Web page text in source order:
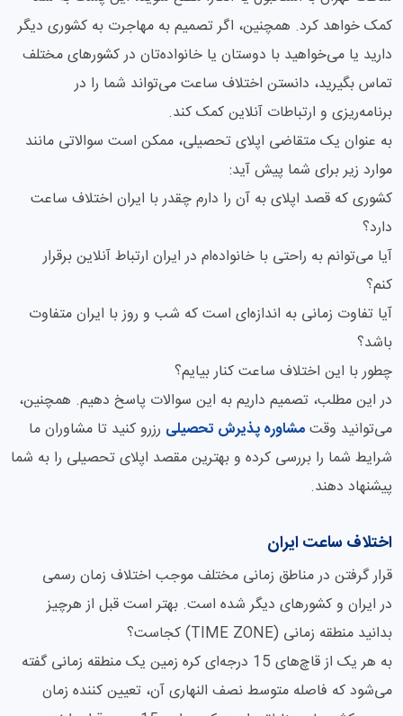
کمک خواهد کرد. همچنین، اگر تصمیم به مهاجرت به کشوری دیگر
دارید یا می‌خواهید با دوستان یا خانواده‌تان در کشورهای مختلف
تماس بگیرید، دانستن اختلاف ساعت می‌تواند شما را در
برنامه‌ریزی و ارتباطات آنلاین کمک کند.
به عنوان یک متقاضی اپلای تحصیلی، ممکن است سوالاتی مانند
موارد زیر برای شما پیش آید:
کشوری که قصد اپلای به آن را دارم چقدر با ایران اختلاف ساعت
دارد؟
آیا می‌توانم به راحتی با خانواده‌ام در ایران ارتباط آنلاین برقرار
کنم؟
آیا تفاوت زمانی به اندازه‌ای است که شب و روز با ایران متفاوت
باشد؟
چطور با این اختلاف ساعت کنار بیایم؟
در این مطلب، تصمیم داریم به این سوالات پاسخ دهیم. همچنین،
می‌توانید وقتمشاوره پذیرش تحصیلی رزرو کنید تا مشاوران ما
شرایط شما را بررسی کرده و بهترین مقصد اپلای تحصیلی را به شما
پیشنهاد دهند.
اختلاف ساعت ایران
قرار گرفتن در مناطق زمانی مختلف موجب اختلاف زمان رسمی
در ایران و کشورهای دیگر شده است. بهتر است قبل از هرچیز
بدانید منطقه زمانی (TIME ZONE) کجاست؟
به هر یک از قاچ‌های 15 درجه‌ای کره زمین یک منطقه زمانی گفته
می‌شود که فاصله متوسط نصف النهاری آن، تعیین کننده زمان